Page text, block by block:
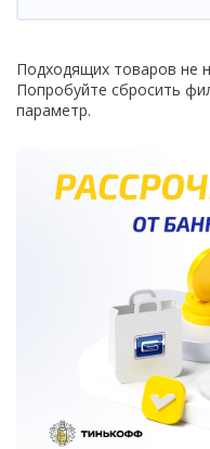
Подходящих товаров не
Попробуйте сбросить
параметр.